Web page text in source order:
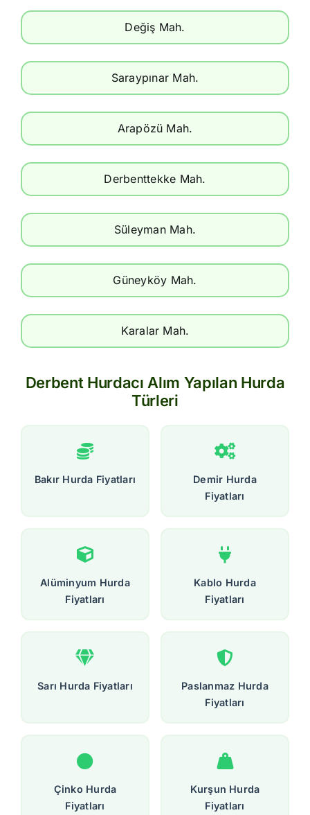
Değiş Mah.
Saraypınar Mah.
Arapözü Mah.
Derbenttekke Mah.
Süleyman Mah.
Güneyköy Mah.
Karalar Mah.
Derbent Hurdacı Alım Yapılan Hurda
Türleri
Bakır Hurda Fiyatları
Demir Hurda
Fiyatları
Alüminyum Hurda
Fiyatları
Kablo Hurda
Fiyatları
Sarı Hurda Fiyatları
Paslanmaz Hurda
Fiyatları
Çinko Hurda
Fiyatları
Kurşun Hurda
Fiyatları